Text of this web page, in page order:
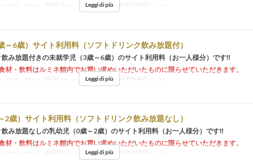
2025 ~ 30 nov Pasti Pranzo, Tè, Cena Limite di ordini 1 ~ 14
Leggi di più
～6歳）サイト利用料（ソフトドリンク飲み放題付）
み放題付きの未就学児（3歳～6歳）のサイト利用料（お一人様分）です‼
材・飲料はルミネ館内でお買い求めいただいたものに限らせていただきます。
2025 ~ 30 nov Pasti Pranzo, Tè, Cena Limite di ordini 1 ~ 14
Leggi di più
2歳）サイト利用料（ソフトドリンク飲み放題なし）
み放題なしの乳幼児（0歳～2歳）のサイト利用料（お一人様分）です‼
材・飲料はルミネ館内でお買い求めいただいたものに限らせていただきます。
2025 ~ 30 nov Pasti Pranzo, Tè, Cena Limite di ordini 1 ~ 14
Leggi di più